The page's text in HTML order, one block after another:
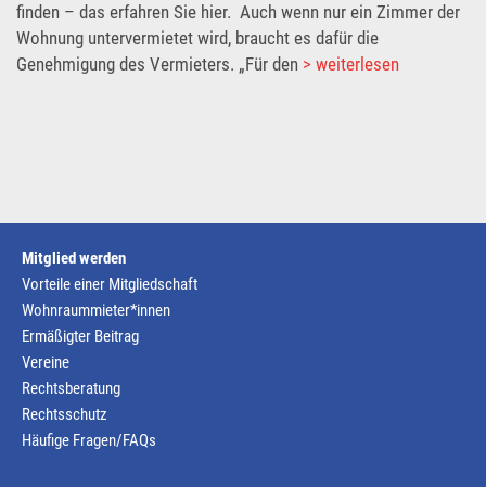
finden – das erfahren Sie hier. Auch wenn nur ein Zimmer der
Wohnung untervermietet wird, braucht es dafür die
Genehmigung des Vermieters. „Für den > weiterlesen
Mitglied werden
Vorteile einer Mitgliedschaft
Wohnraummieter*innen
Ermäßigter Beitrag
Vereine
Rechtsberatung
Rechtsschutz
Häufige Fragen/FAQs